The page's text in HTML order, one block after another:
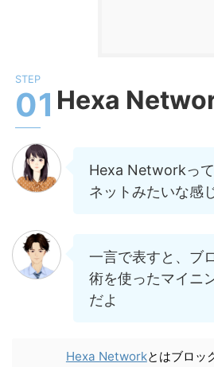
Hexa
Hexa Networkっ
ネットみたいな感
一言で表すと、ブ
術を使ったマイニ
だよ
Hexa Networkとはブロッ